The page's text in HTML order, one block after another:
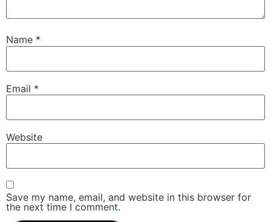
Name *
Email *
Website
Save my name, email, and website in this browser for
the next time I comment.